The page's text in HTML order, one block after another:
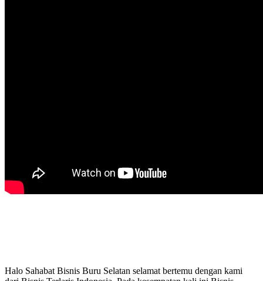
Halo Sahabat Bisnis Buru Selatan selamat bertemu dengan kami